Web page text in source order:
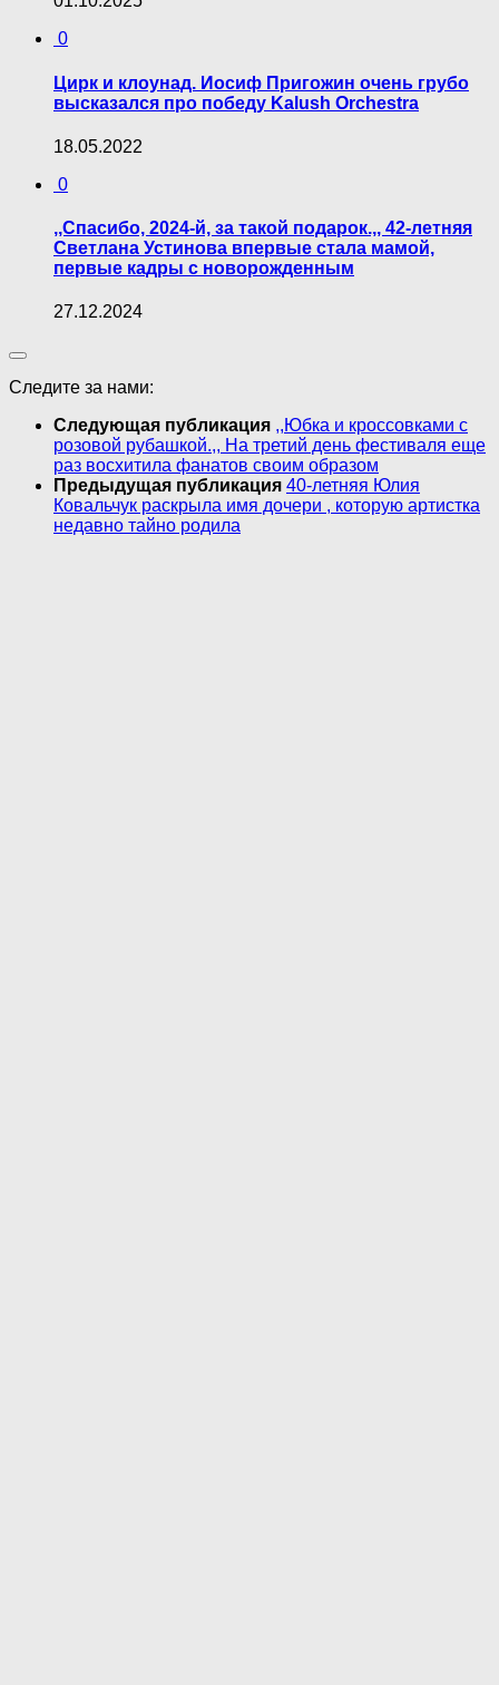
0
Цирк и клоунад. Иосиф Пригожин очень грубо
высказался про победу Kalush Orchestra
18.05.2022
0
,,Спасибо, 2024-й, за такой подарок.,, 42-летняя
Светлана Устинова впервые стала мамой,
первые кадры с новорожденным
27.12.2024
Следите за нами:
Следующая публикация ,,Юбка и кроссовками с
розовой рубашкой.,, На третий день фестиваля еще
раз восхитила фанатов своим образом
Предыдущая публикация 40-летняя Юлия
Ковальчук раскрыла имя дочери , которую артистка
недавно тайно родила